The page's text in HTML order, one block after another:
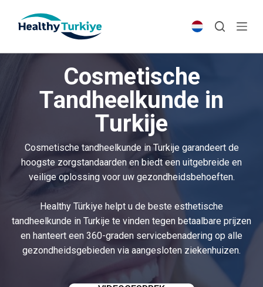
p
Cosmetische
Tandheelkunde in
Turkije
Cosmetische tandheelkunde in Turkije garandeert de
hoogste zorgstandaarden en biedt een uitgebreide en
veilige oplossing voor uw gezondheidsbehoeften.
Healthy Türkiye helpt u de beste esthetische
tandheelkunde in Turkije te vinden tegen betaalbare prijzen
en hanteert een 360-graden servicebenadering op alle
gezondheidsgebieden via aangesloten ziekenhuizen.